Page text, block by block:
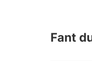
Fant